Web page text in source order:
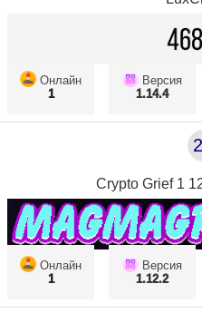
Онлайн
1
Версия
1.14.4
Crypto Grief 1
Онлайн
1
Версия
1.12.2